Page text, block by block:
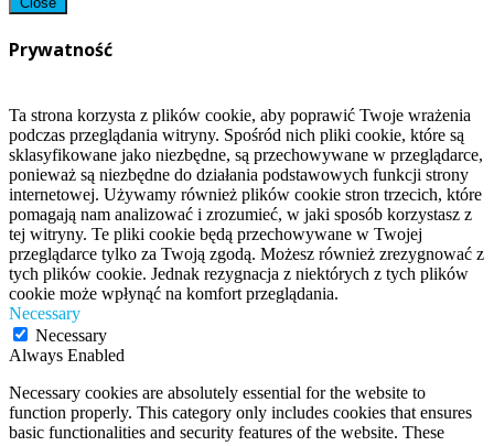
Prywatność
Ta strona korzysta z plików cookie, aby poprawić Twoje wrażenia
podczas przeglądania witryny. Spośród nich pliki cookie, które są
sklasyfikowane jako niezbędne, są przechowywane w przeglądarce,
ponieważ są niezbędne do działania podstawowych funkcji strony
internetowej. Używamy również plików cookie stron trzecich, które
pomagają nam analizować i zrozumieć, w jaki sposób korzystasz z
tej witryny. Te pliki cookie będą przechowywane w Twojej
przeglądarce tylko za Twoją zgodą. Możesz również zrezygnować z
tych plików cookie. Jednak rezygnacja z niektórych z tych plików
cookie może wpłynąć na komfort przeglądania.
Necessary
Necessary
Always Enabled
Necessary cookies are absolutely essential for the website to
function properly. This category only includes cookies that ensures
basic functionalities and security features of the website. These